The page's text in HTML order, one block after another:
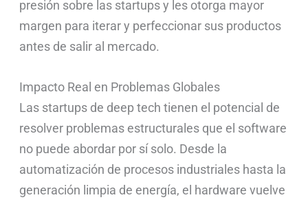
presión sobre las startups y les otorga mayor
margen para iterar y perfeccionar sus productos
antes de salir al mercado.
Impacto Real en Problemas Globales
Las startups de deep tech tienen el potencial de
resolver problemas estructurales que el software
no puede abordar por sí solo. Desde la
automatización de procesos industriales hasta la
generación limpia de energía, el hardware vuelve